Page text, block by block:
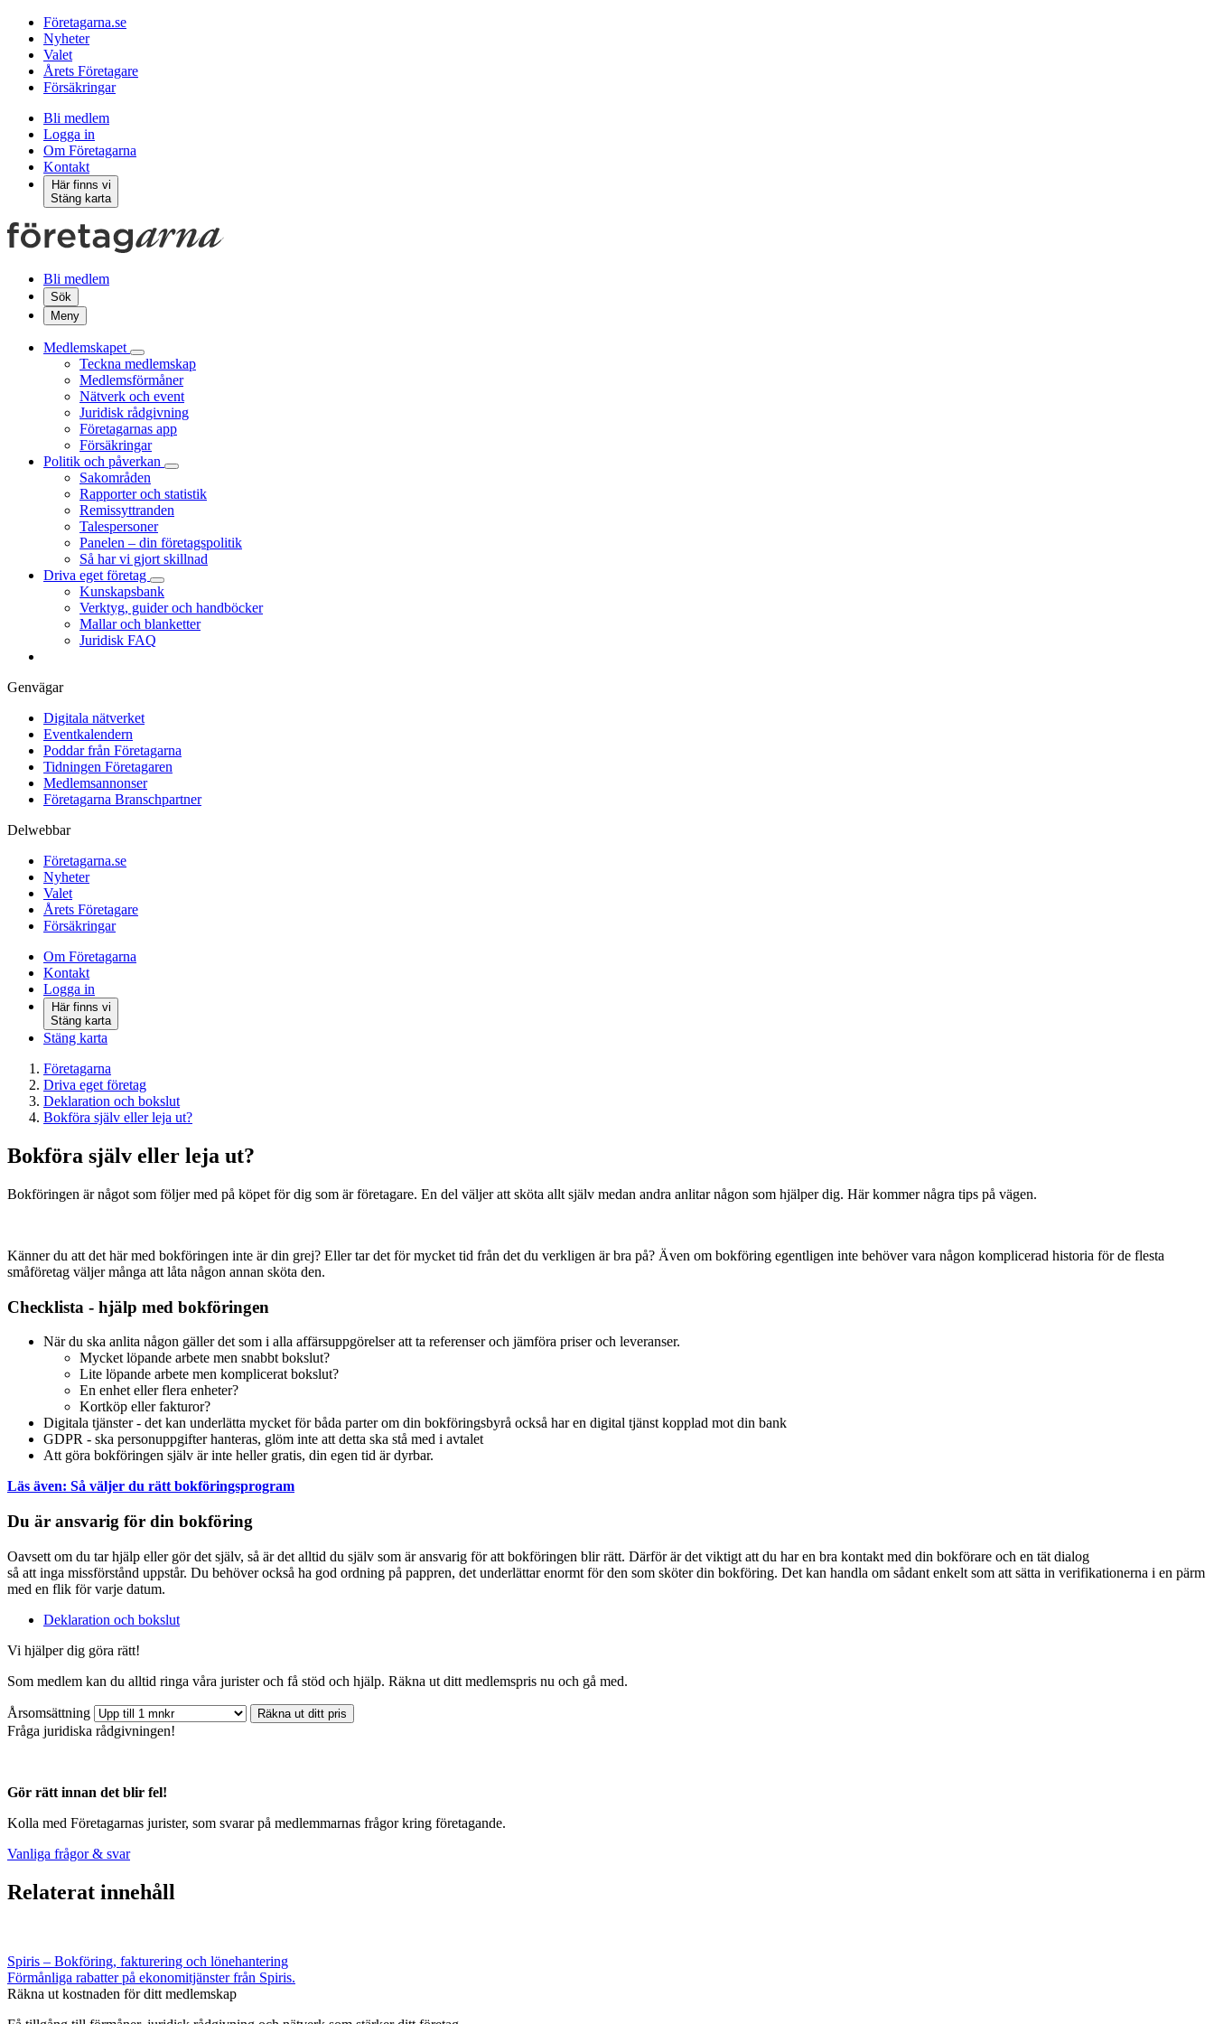
Företagarna.se
Nyheter
Valet
Årets Företagare
Försäkringar
Bli medlem
Logga in
Om Företagarna
Kontakt
Här finns vi
Stäng karta
Bli medlem
Sök
Meny
Medlemskapet
Teckna medlemskap
Medlemsförmåner
Nätverk och event
Juridisk rådgivning
Företagarnas app
Försäkringar
Politik och påverkan
Sakområden
Rapporter och statistik
Remissyttranden
Talespersoner
Panelen – din företagspolitik
Så har vi gjort skillnad
Driva eget företag
Kunskapsbank
Verktyg, guider och handböcker
Mallar och blanketter
Juridisk FAQ
Genvägar
Digitala nätverket
Eventkalendern
Poddar från Företagarna
Tidningen Företagaren
Medlemsannonser
Företagarna Branschpartner
Delwebbar
Företagarna.se
Nyheter
Valet
Årets Företagare
Försäkringar
Om Företagarna
Kontakt
Logga in
Här finns vi
Stäng karta
Stäng karta
Företagarna
Driva eget företag
Deklaration och bokslut
Bokföra själv eller leja ut?
Bokföra själv eller leja ut?
Bokföringen är något som följer med på köpet för dig som är företagare. En del väljer att sköta allt själv medan andra anlitar någon som hjälper dig. Här kommer några tips på vägen.
Känner du att det här med bokföringen inte är din grej? Eller tar det för mycket tid från det du verkligen är bra på? Även om bokföring egentligen inte behöver vara någon komplicerad historia för de flesta
småföretag väljer många att låta någon annan sköta den.
Checklista - hjälp med bokföringen
När du ska anlita någon gäller det som i alla affärsuppgörelseratt ta referenser och jämföra priser och leveranser.
Mycket löpande arbete men snabbt bokslut?
Lite löpande arbete men komplicerat bokslut?
En enhet eller flera enheter?
Kortköp eller fakturor?
Digitala tjänster - det kan underlätta mycket för båda parter om din bokföringsbyrå också har en digital tjänst kopplad mot din bank
GDPR - ska personuppgifter hanteras, glöm inte att detta ska stå med i avtalet
Att göra bokföringen själv är inte heller gratis, din egen tid ärdyrbar.
Läs även: Så väljer du rätt bokföringsprogram
Du är ansvarig för din bokföring
Oavsett om du tar hjälp eller gör det själv, så är det alltid du själv som äransvarig för att bokföringen blir rätt. Därför är det viktigt att du har en bra kontakt med din bokförare och en tät dialog
så att inga missförstånd uppstår. Du behöver också ha god ordning på pappren, det underlättar enormt för den som sköter din bokföring. Det kan handla om sådant enkelt som att sätta in verifikationerna i en pärm
med en flik för varje datum.
Deklaration och bokslut
Vi hjälper dig göra rätt!
Som medlem kan du alltid ringa våra jurister och få stöd och hjälp. Räkna ut ditt medlemspris nu och gå med.
Årsomsättning Räkna ut ditt pris
Fråga juridiska rådgivningen!
Gör rätt innan det blir fel!
Kolla med Företagarnas jurister, som svarar på medlemmarnas frågor kring företagande.
Vanliga frågor & svar
Relaterat innehåll
Spiris – Bokföring, fakturering och lönehantering
Förmånliga rabatter på ekonomitjänster från Spiris.
Räkna ut kostnaden för ditt medlemskap